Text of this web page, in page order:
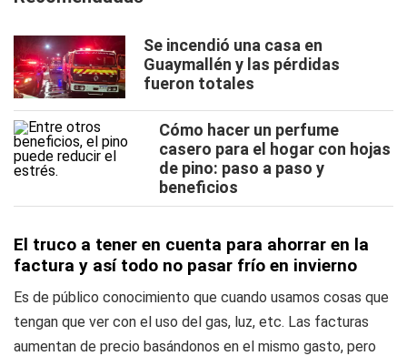
Se incendió una casa en
Guaymallén y las pérdidas
fueron totales
Cómo hacer un perfume
casero para el hogar con hojas
de pino: paso a paso y
beneficios
El truco a tener en cuenta para ahorrar en la
factura y así todo no pasar frío en invierno
Es de público conocimiento que cuando usamos cosas que
tengan que ver con el uso del gas, luz, etc. Las facturas
aumentan de precio basándonos en el mismo gasto, pero